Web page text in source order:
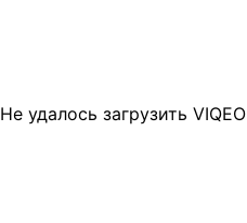
Не удалось загрузить VIQEO